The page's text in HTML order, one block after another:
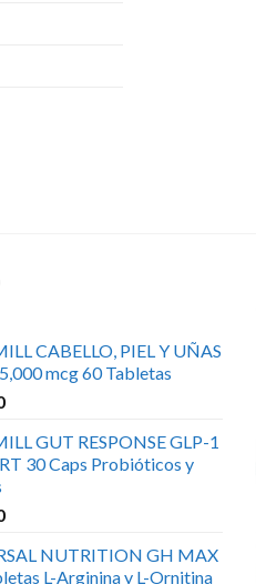
CABELLO, PIEL Y UÑAS
mcg 60 Tabletas
GUT RESPONSE GLP-1
30 Caps Probióticos y
NUTRITION GH MAX
L-Arginina y L-Ornitina